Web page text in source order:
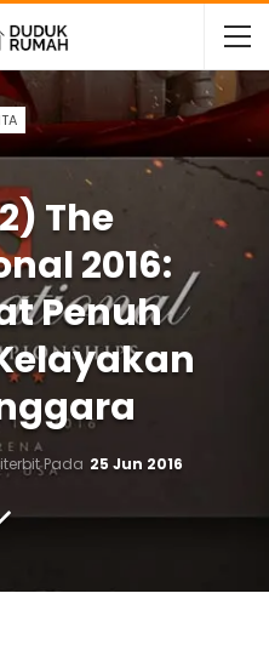
The
2016:
Penuh
Pada 25 Jun 2016